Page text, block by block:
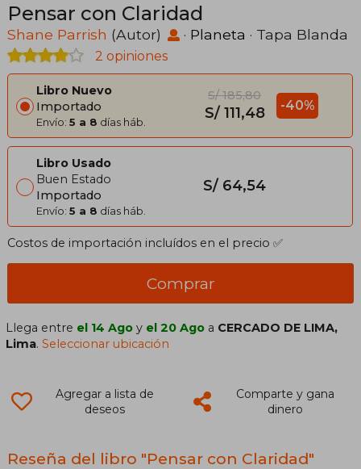
Pensar con Claridad
Shane Parrish (Autor) · Planeta · Tapa Blanda
2 opiniones
Libro Nuevo
Importado
Envío: 5 a 8 días háb.
S/ 185,80
S/ 111,48 -40%
Libro Usado
Buen Estado
Importado
Envío: 5 a 8 días háb.
S/ 64,54
Costos de importación incluídos en el precio ✅
Comprar
Llega entre el 14 Ago y el 20 Ago a CERCADO DE LIMA,
Lima.Seleccionar ubicación
Agregar a lista de
deseos
Comparte y gana
dinero
Reseña del libro "Pensar con Claridad"